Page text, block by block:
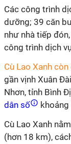
Các công trình
dưỡng; 39 căn
như nhà tiếp
công trình dịch
Cù Lao Xanh
gần vịnh Xuân
Nhơn, tỉnh Bình
dân số
Cù Lao Xanh
(hơn 18 km),